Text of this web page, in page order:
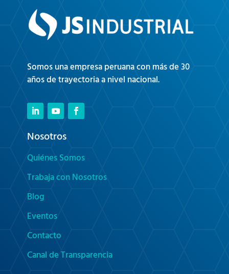
Somos una empresa peruana con más de 30
años de trayectoria a nivel nacional.
Nosotros
Quiénes Somos
Trabaja con Nosotros
Blog
Eventos
Contacto
Canal de Transparencia